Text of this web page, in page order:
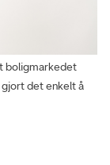
boligmarkedet
det enkelt å